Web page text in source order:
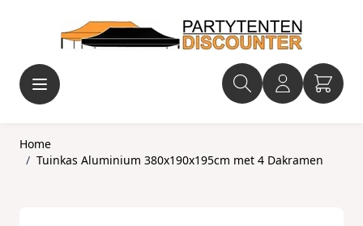
Home
/ Tuinkas Aluminium 380x190x195cm met 4 Dakramen